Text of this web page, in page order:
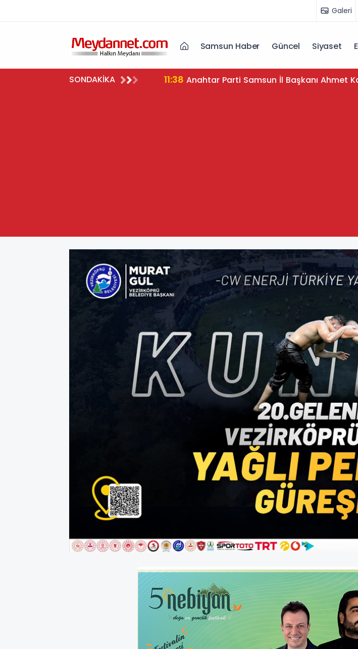
Galeri
Samsun Haber Güncel Siyaset
SONDAKİKA 11:38 Anahtar Parti Samsun İl Başkanı Ahmet